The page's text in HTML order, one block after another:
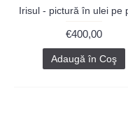
€400,00
Adaugă în Coş